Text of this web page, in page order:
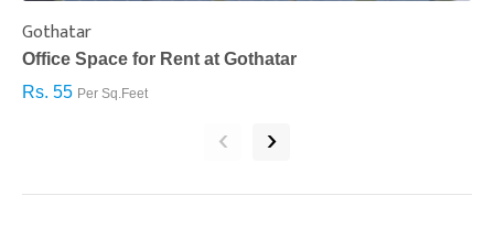
Gothatar
Office Space for Rent at Gothatar
Rs. 55 Per Sq.Feet
‹ ›